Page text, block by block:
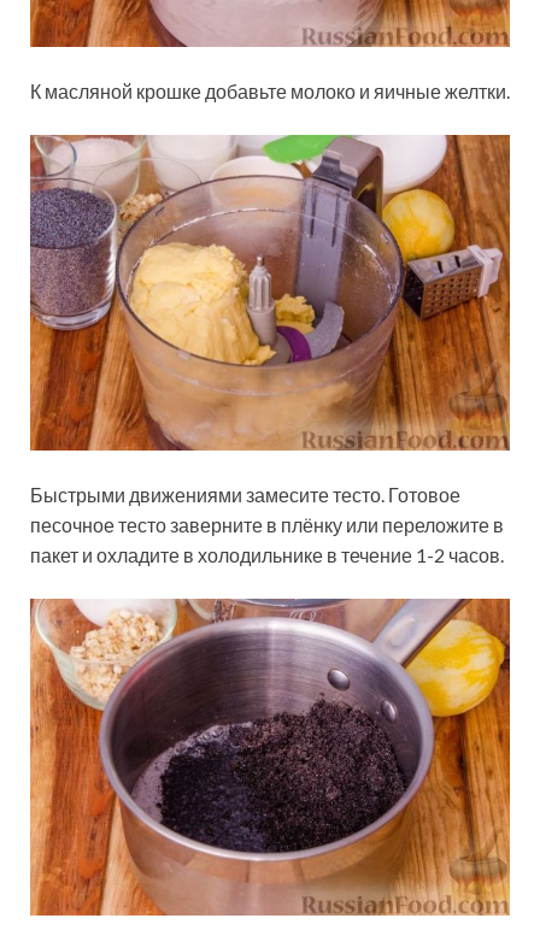
К масляной крошке добавьте молоко и яичные желтки.
Быстрыми движениями замесите тесто. Готовое
песочное тесто заверните в плёнку или переложите в
пакет и охладите в холодильнике в течение 1-2 часов.